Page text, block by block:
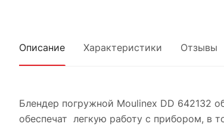
Описание Характеристики Отзывы
Блендер погружной Moulinex DD 642132
обеспечат легкую работу с прибором, в